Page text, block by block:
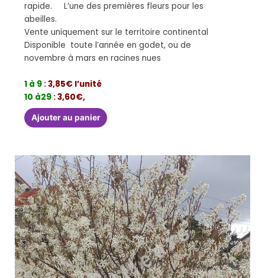
rapide. L’une des premières fleurs pour les
abeilles.
Vente uniquement sur le territoire continental
Disponible toute l’année en godet, ou de
novembre à mars en racines nues
1 à 9 :3,85€ l’unité
10 à29 :3,60€,
Ajouter au panier